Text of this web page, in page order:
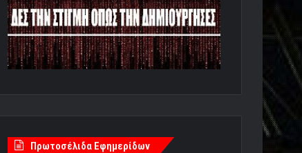
Πρωτοσέλιδα Εφημερίδων